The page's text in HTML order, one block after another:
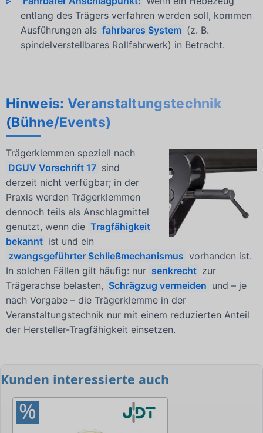
entlang des Trägers verfahren werden soll, kommen
Ausführungen als fahrbares System (z. B.
spindelverstellbares Rollfahrwerk) in Betracht.
Hinweis: Veranstaltungstechnik
(Bühne/Events)
Trägerklemmen speziell nach
DGUV Vorschrift 17 sind
derzeit nicht verfügbar; in der
Praxis werden Trägerklemmen
dennoch teils als Anschlagmittel
genutzt, wenn die Tragfähigkeit
bekannt ist und ein
zwangsgeführter Schließmechanismus vorhanden ist.
In solchen Fällen gilt häufig: nur senkrecht zur
Trägerachse belasten, Schrägzug vermeiden und – je
nach Vorgabe – die Trägerklemme in der
Veranstaltungstechnik nur mit einem reduzierten Anteil
der Hersteller-Tragfähigkeit einsetzen.
Kunden interessierte auch
%